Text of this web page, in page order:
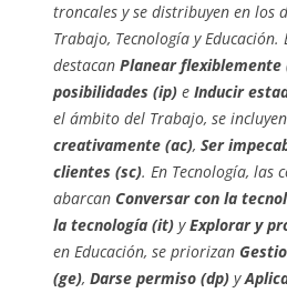
troncales y se distribuyen en los
Trabajo, Tecnología y Educación.
destacan Planear flexiblemente
posibilidades (ip) e Inducir
el ámbito del Trabajo, se
creativamente (ac), Ser
clientes (sc). En Tecnología, las
abarcan Conversar con la
la tecnología (it) yExplorar y
en Educación, se priorizan
(ge), Darse permiso (dp) y